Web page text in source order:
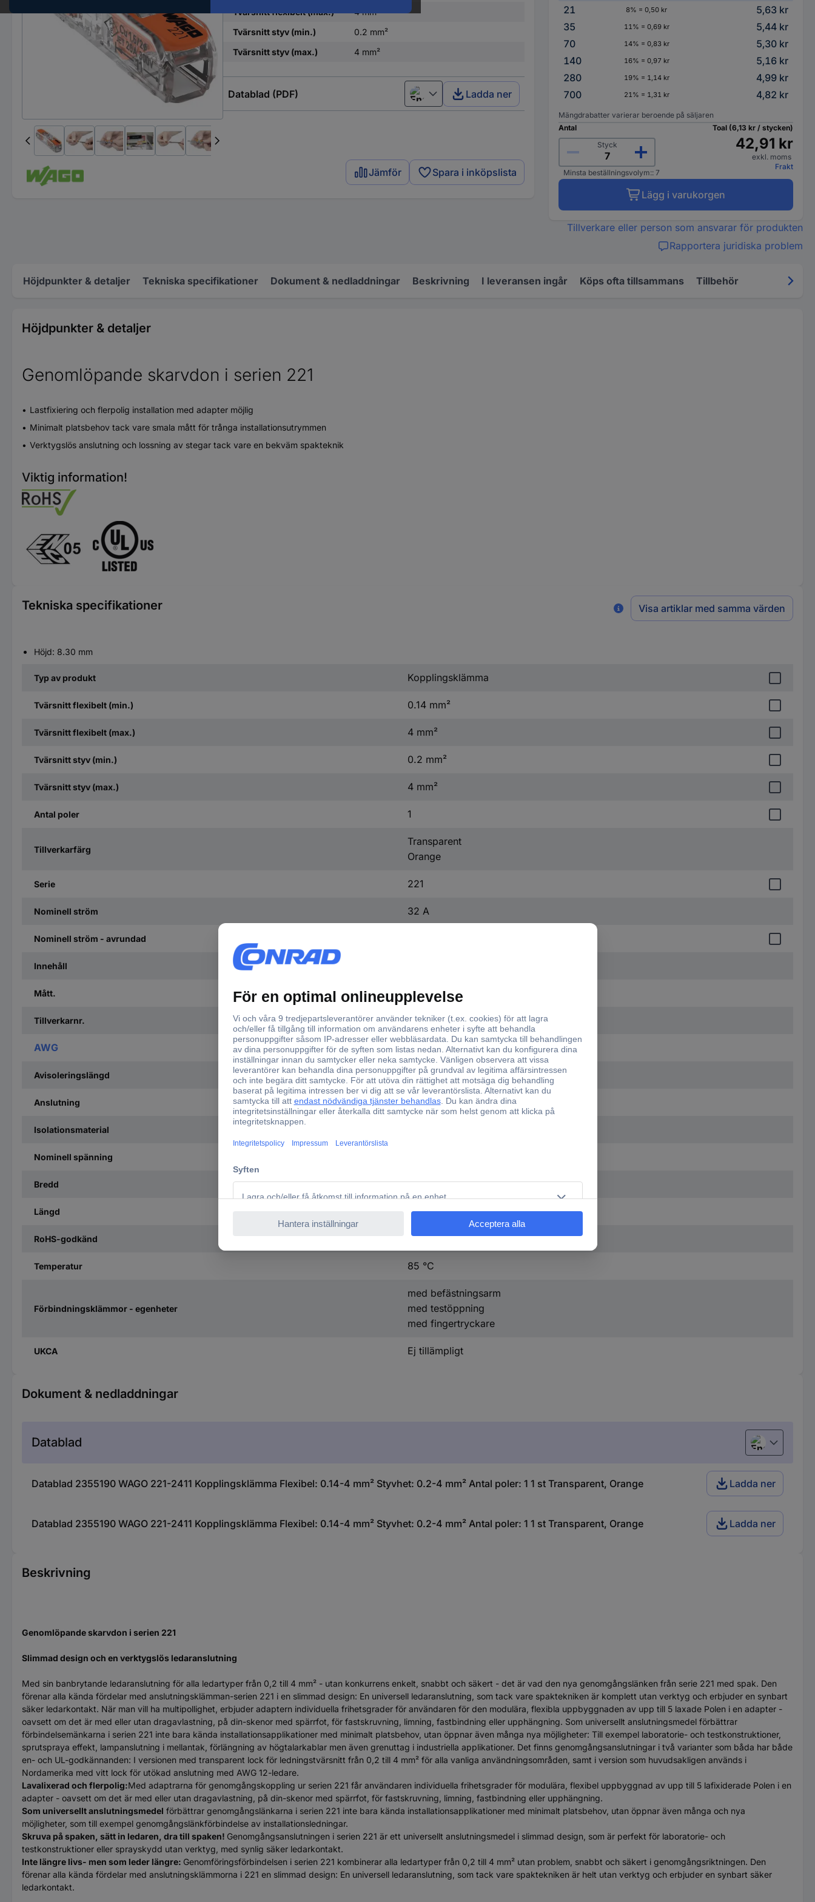
Tvärsnitt flexibelt (max.)
4 mm²
Tvärsnitt styv (min.)
0.2 mm²
Tvärsnitt styv (max.)
4 mm²
Datablad (PDF) English Ladda ner
Jämför Spara i inköpslista
21
8% = 0,50 kr
5,63 kr
35
11% = 0,69 kr
5,44 kr
70
14% = 0,83 kr
5,30 kr
140
16% = 0,97 kr
5,16 kr
280
19% = 1,14 kr
4,99 kr
700
21% = 1,31 kr 4,82 kr
Mängdrabatter varierar beroende på säljaren
Antal
Styck
Minsta beställningsvolym:: 7
Toal (6,13 kr / stycken)
42,91 kr
exkl. moms
Frakt
Lägg i varukorgen
Tillverkare eller person som ansvarar för produkten
Rapportera juridiska problem
Höjdpunkter & detaljer Tekniska specifikationer Dokument & nedladdningar Beskrivning I leveransen ingår Köps ofta tillsammans Tillbehör
Höjdpunkter & detaljer
Genomlöpande skarvdon i serien 221
Lastfixiering och flerpolig installation med adapter möjlig
Minimalt platsbehov tack vare smala mått för trånga installationsutrymmen
Verktygslös anslutning och lossning av stegar tack vare en bekväm spakteknik
Viktig information!
Tekniska specifikationer Visa artiklar med samma värden
Höjd: 8.30 mm
Typ av produkt Kopplingsklämma
Tvärsnitt flexibelt (min.) 0.14 mm²
Tvärsnitt flexibelt (max.) 4 mm²
Tvärsnitt styv (min.) 0.2 mm²
Tvärsnitt styv (max.) 4 mm²
Antal poler 1
Tillverkarfärg
Transparent
Orange
Serie 221
Nominell ström 32 A
Nominell ström - avrundad
Innehåll
Mått. (L x B) 35.50 mm x 8.10 mm
Tillverkarnr. 221-2411
AWG 24 - 12
Avisoleringslängd 11 mm
Anslutning Fjäder
Isolationsmaterial
Nominell spänning
Bredd 8.10 mm
Längd 35.50 mm
RoHS-godkänd Ja
Temperatur 85 °C
Förbindningsklämmor - egenheter
med befästningsarm
med testöppning
med fingertryckare
UKCA Ej tillämpligt
Dokument & nedladdningar
Datablad English
Datablad 2355190 WAGO 221-2411 Kopplingsklämma Flexibel: 0.14-4 mm² Styvhet: 0.2-4 mm² Antal poler: 1 1 st Transparent, Orange Ladda ner
Datablad 2355190 WAGO 221-2411 Kopplingsklämma Flexibel: 0.14-4 mm² Styvhet: 0.2-4 mm² Antal poler: 1 1 st Transparent, Orange Ladda ner
Beskrivning
Genomlöpande skarvdon i serien 221
Slimmad design och en verktygslös ledaranslutning
Med sin banbrytande ledaranslutning för alla ledartyper från 0,2 till 4 mm² - utan konkurrens enkelt, snabbt och säkert - det är vad den nya genomgångslänken från serie 221 med spak. Den
förenar alla kända fördelar med anslutningsklämman-serien 221 i en slimmad design: En universell ledaranslutning, som tack vare spaktekniken är komplett utan verktyg och erbjuder en synbart
säker ledarkontakt. När man vill ha multipollighet, erbjuder adaptern individuella frihetsgrader för användaren för den modulära, flexibla uppbyggnaden av upp till 5 laxade Polen i en adapter -
oavsett om det är med eller utan dragavlastning, på din-skenor med spärrfot, för fastskruvning, limning, fastbindning eller upphängning. Som universellt anslutningsmedel förbättrar
förbindelsemänkarna i serien 221 inte bara kända installationsapplikationer med minimalt platsbehov, utan öppnar även många nya möjligheter: Till exempel laboratorie- och testkonstruktioner,
sprutspraya effekt, lampanslutning i mellantak, förlängning av högtalarkablar men även grenuttag i industriella applikationer. Det finns genomgångsanslutningar i två varianter som båda har både
en- och UL-godkännanden: I versionen med transparent lock för ledningstvärsnitt från 0,2 till 4 mm² för alla vanliga användningsområden, samt i version som huvudsakligen används i
Nordamerika med vitt lock för utökad anslutning med AWG 12-ledare.
Lavalixerad och flerpolig:Med adaptrarna för genomgångskoppling ur serien 221 får användaren individuella frihetsgrader för modulära, flexibel uppbyggnad av upp till 5 lafixiderade Polen i en
adapter - oavsett om det är med eller utan dragavlastning, på din-skenor med spärrfot, för fastskruvning, limning, fastbindning eller upphängning.
Som universellt anslutningsmedel förbättrar genomgångslänkarna i serien 221 inte bara kända installationsapplikationer med minimalt platsbehov, utan öppnar även många och nya
möjligheter, som till exempel genomgångslänkförbindelse av installationsledningar.
Skruva på spaken, sätt in ledaren, dra till spaken! Genomgångsanslutningen i serien 221 är ett universellt anslutningsmedel i slimmad design, som är perfekt för laboratorie- och
testkonstruktioner eller sprayskydd utan verktyg, med synlig säker ledarkontakt.
Inte längre livs- men som leder längre: Genomföringsförbindelsen i serien 221 kombinerar alla ledartyper från 0,2 till 4 mm² utan problem, snabbt och säkert i genomgångsriktningen. Den
förenar alla kända fördelar med anslutningsklämmorna i 221 en slimmad design: En universell ledaranslutning, som tack vare spaktekniken är helt utan verktyg och erbjuder en synbart säker
ledarkontakt.